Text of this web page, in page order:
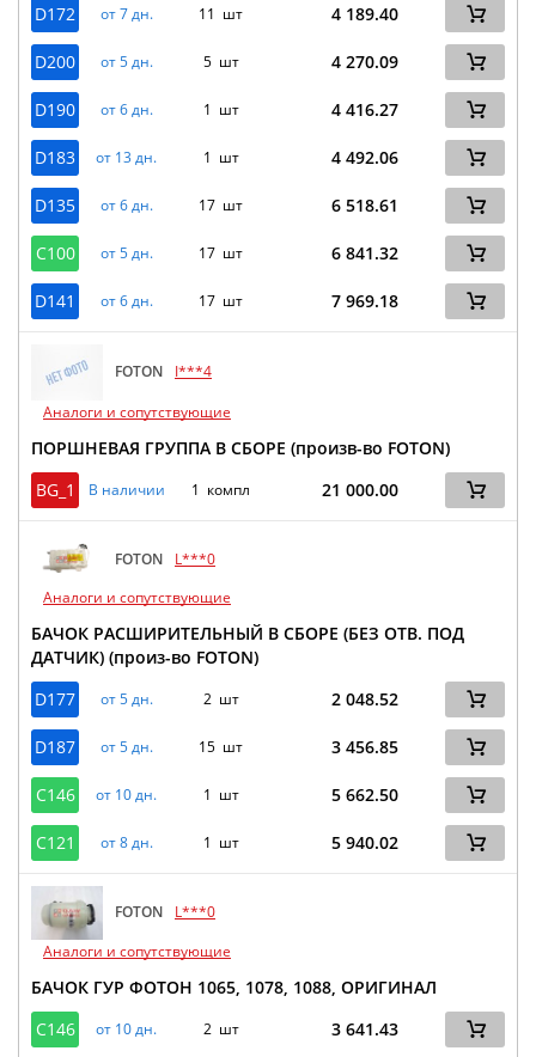
D172 от 7 дн. 11 шт 4 189.40
D200 от 5 дн. 5 шт 4 270.09
D190 от 6 дн. 1 шт 4 416.27
D183 от 13 дн. 1 шт 4 492.06
D135 от 6 дн. 17 шт 6 518.61
C100 от 5 дн. 17 шт 6 841.32
D141 от 6 дн. 17 шт 7 969.18
FOTON
I***4
Аналоги и сопутствующие
ПОРШНЕВАЯ ГРУППА В СБОРЕ (произв-во FOTON)
BG_1
В наличии 1 компл 21 000.00
FOTON
L***0
Аналоги и сопутствующие
БАЧОК РАСШИРИТЕЛЬНЫЙ В СБОРЕ (БЕЗ ОТВ. ПОД
ДАТЧИК) (произ-во FOTON)
D177
от 5 дн. 2 шт 2 048.52
D187 от 5 дн. 15 шт 3 456.85
C146 от 10 дн. 1 шт 5 662.50
C121 от 8 дн. 1 шт 5 940.02
FOTON
L***0
Аналоги и сопутствующие
БАЧОК ГУР ФОТОН 1065, 1078, 1088, ОРИГИНАЛ
C146
от 10 дн. 2 шт 3 641.43